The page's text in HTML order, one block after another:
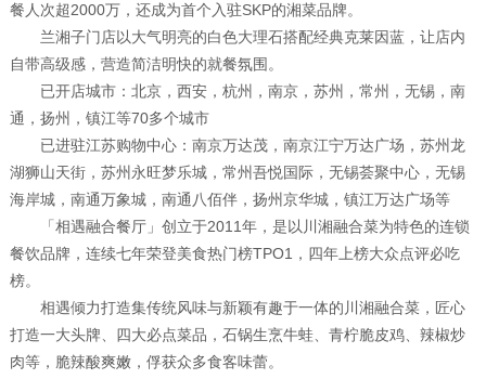
餐人次超2000万，还成为首个入驻SKP的湘菜品牌。
兰湘子门店以大气明亮的白色大理石搭配经典克莱因蓝，让店内
自带高级感，营造简洁明快的就餐氛围。
已开店城市：北京，西安，杭州，南京，苏州，常州，无锡，南
通，扬州，镇江等70多个城市
已进驻江苏购物中心：南京万达茂，南京江宁万达广场，苏州龙
湖狮山天街，苏州永旺梦乐城，常州吾悦国际，无锡荟聚中心，无锡
海岸城，南通万象城，南通八佰伴，扬州京华城，镇江万达广场等
「相遇融合餐厅」创立于2011年，是以川湘融合菜为特色的连锁
餐饮品牌，连续七年荣登美食热门榜TPO1，四年上榜大众点评必吃
榜。
相遇倾力打造集传统风味与新颖有趣于一体的川湘融合菜，匠心
打造一大头牌、四大必点菜品，石锅生烹牛蛙、青柠脆皮鸡、辣椒炒
肉等，脆辣酸爽嫩，俘获众多食客味蕾。